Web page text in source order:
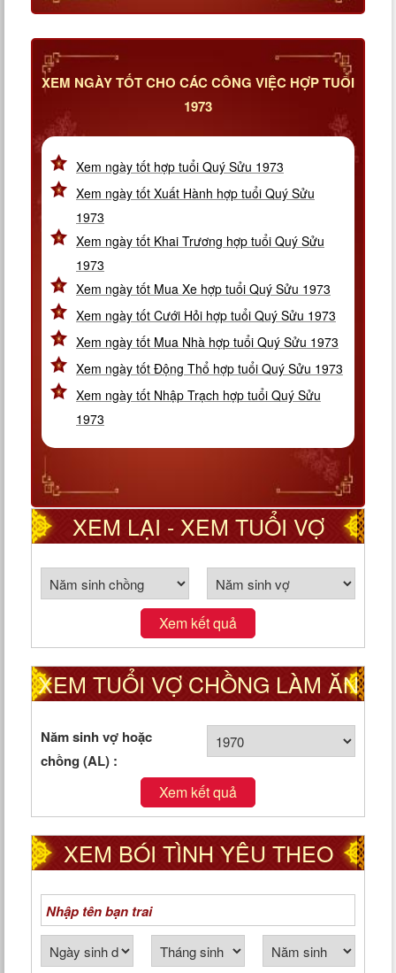
XEM NGÀY TỐT CHO CÁC CÔNG VIỆC HỢP TUỔI
1973
Xem ngày tốt hợp tuổi Quý Sửu 1973
Xem ngày tốt Xuất Hành hợp tuổi Quý Sửu
1973
Xem ngày tốt Khai Trương hợp tuổi Quý Sửu
1973
Xem ngày tốt Mua Xe hợp tuổi Quý Sửu 1973
Xem ngày tốt Cưới Hỏi hợp tuổi Quý Sửu 1973
Xem ngày tốt Mua Nhà hợp tuổi Quý Sửu 1973
Xem ngày tốt Động Thổ hợp tuổi Quý Sửu 1973
Xem ngày tốt Nhập Trạch hợp tuổi Quý Sửu
1973
XEM LẠI - XEM TUỔI VỢ
CHỒNG THEO CUNG PHI
Xem kết quả
XEM TUỔI VỢ CHỒNG LÀM ĂN
TỐT HAY XẤU
Năm sinh vợ hoặc
chồng (AL) :
Xem kết quả
XEM BÓI TÌNH YÊU THEO
NGÀY THÁNG NĂM SINH